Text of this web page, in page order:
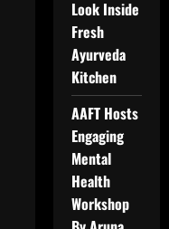
Look Inside
Fresh
Ayurveda
Kitchen
AAFT Hosts
Engaging
Mental
Health
Workshop